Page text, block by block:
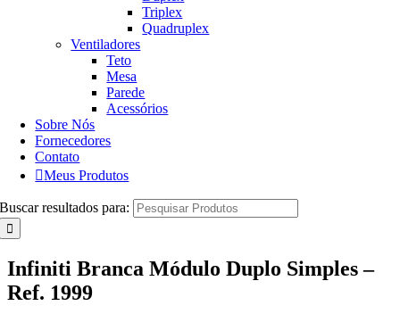
Triplex
Quadruplex
Ventiladores
Teto
Mesa
Parede
Acessórios
Sobre Nós
Fornecedores
Contato
Meus Produtos
Buscar resultados para:
Infiniti Branca Módulo Duplo Simples –
Ref. 1999